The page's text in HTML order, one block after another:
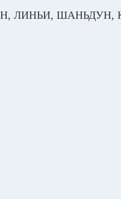
ЛИНЬИ, ШАНЬДУН,